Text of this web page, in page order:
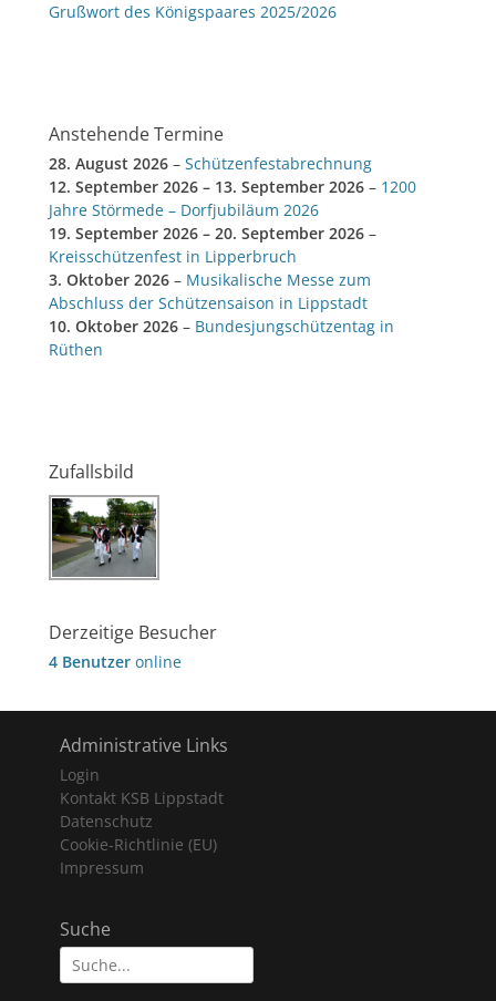
Grußwort des Königspaares 2025/2026
Anstehende Termine
28. August 2026 – Schützenfestabrechnung
12. September 2026 – 13. September 2026 – 1200
Jahre Störmede – Dorfjubiläum 2026
19. September 2026 – 20. September 2026 –
Kreisschützenfest in Lipperbruch
3. Oktober 2026 – Musikalische Messe zum
Abschluss der Schützensaison in Lippstadt
10. Oktober 2026 – Bundesjungschützentag in
Rüthen
Zufallsbild
Derzeitige Besucher
4 Benutzer online
Administrative Links
Login
Kontakt KSB Lippstadt
Datenschutz
Cookie-Richtlinie (EU)
Impressum
Suche
Suche
nach: